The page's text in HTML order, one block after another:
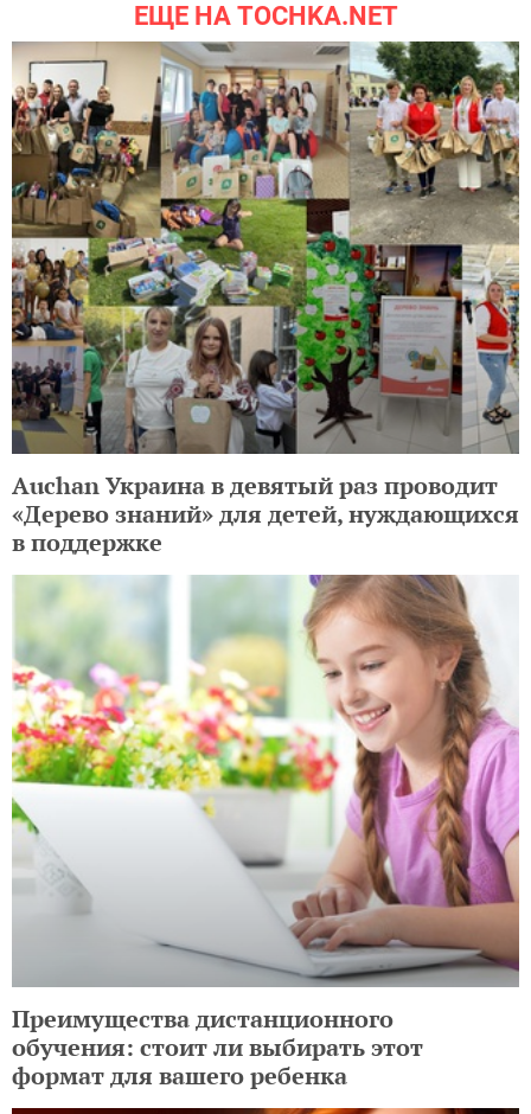
ЕЩЕ НА TOCHKA.NET
Auchan Украина в девятый раз проводит
«Дерево знаний» для детей, нуждающихся
в поддержке
Преимущества дистанционного
обучения: стоит ли выбирать этот
формат для вашего ребенка